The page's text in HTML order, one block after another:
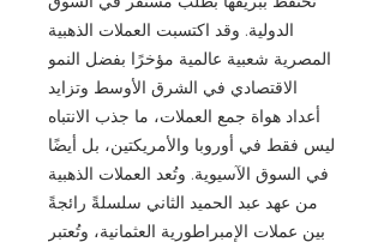
الدولية. وقد اكتسبت العملات الذهبية
المصرية شعبية عالمية مؤخرًا بفضل النمو
الاقتصادي في الشرق الأوسط وتزايد
أعداد هواة جمع العملات، ما جذب الانتباه
ليس فقط في أوروبا والأمريكتين، بل أيضًا
في السوق الآسيوية. وتُعد العملات الذهبية
من عهد عبد الحميد الثاني سلسلةً رائجةً
بين عملات الإمبراطورية العثمانية، وتُعتبر